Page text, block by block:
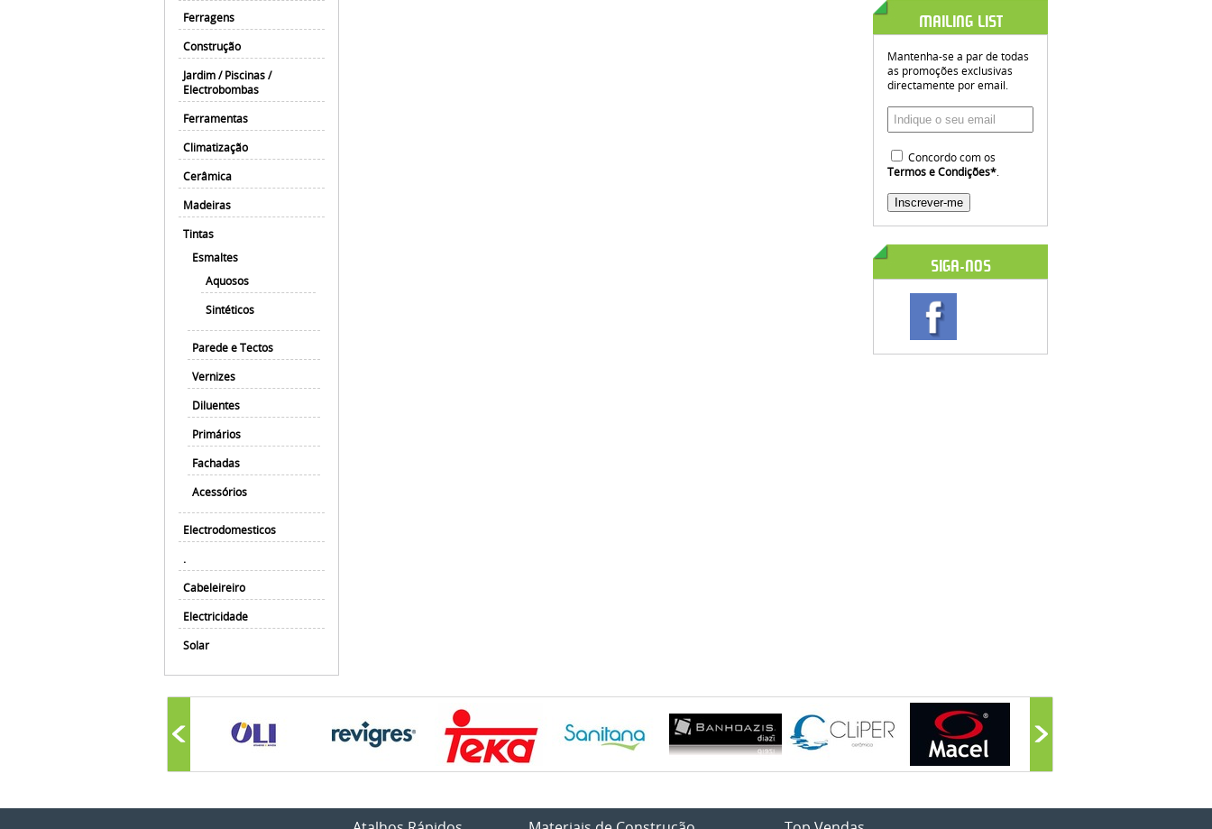
Ferragens
Construção
Jardim / Piscinas /
Electrobombas
Ferramentas
Climatização
Cerâmica
Madeiras
Tintas
Esmaltes
Aquosos
Sintéticos
Parede e Tectos
Vernizes
Diluentes
Primários
Fachadas
Acessórios
Electrodomesticos
.
Cabeleireiro
Electricidade
Solar
MAILING LIST
Mantenha-se a par de todas
as promoções exclusivas
directamente por email.
Concordo com os
Termos e Condições*
SIGA-NOS